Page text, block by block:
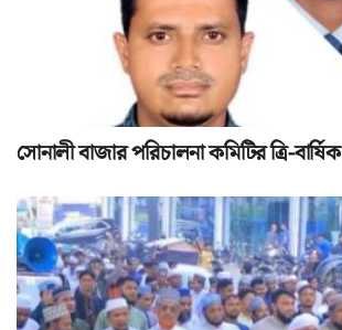
সোনালী বাজার পরিচালনা কমিটির ত্রি-বার্ষিক